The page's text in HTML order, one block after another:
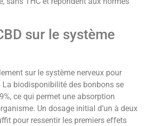
sur le système
sur le système nerveux pour
biodisponibilité des bonbons se
ce qui permet une absorption
Un dosage initial d’un à deux
pour ressentir les premiers effets